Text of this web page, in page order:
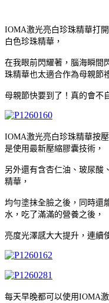
IOMA激光亮白珍珠精華打
白色珍珠精華，
在我眼前閃耀著，腦海瞬間
珠精華也太適合作為母親節
母親節快要到了！真的會不
IOMA激光亮白珍珠精華按
是使用最新壓縮膠囊技術，
另外還有含杏仁油、玻尿酸
精華，
均勻塗抹全臉之後，同時還
水，吃了滿滿的營養之後，
亮度光澤感大大提升，連續
每天早晚都可以使用IOMA